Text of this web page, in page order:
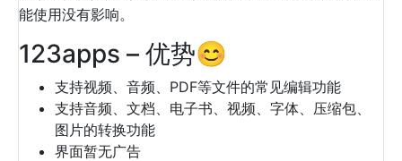
能使用没有影响。
123apps – 优势😊
支持视频、音频、PDF等文件的常见编辑功能
支持音频、文档、电子书、视频、字体、压缩包、
图片的转换功能
界面暂无广告